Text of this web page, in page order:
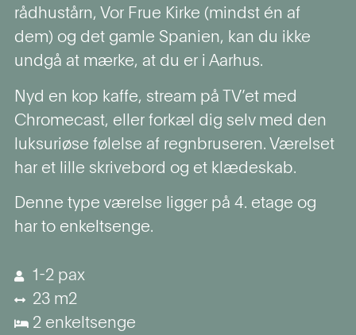
rådhustårn, Vor Frue Kirke (mindst én af
dem) og det gamle Spanien, kan du ikke
undgå at mærke, at du er i Aarhus.
Nyd en kop kaffe, stream på TV’et med
Chromecast, eller forkæl dig selv med den
luksuriøse følelse af regnbruseren. Værelset
har et lille skrivebord og et klædeskab.
Denne type værelse ligger på 4. etage og
har to enkeltsenge.
1-2 pax
23 m2
2 enkeltsenge